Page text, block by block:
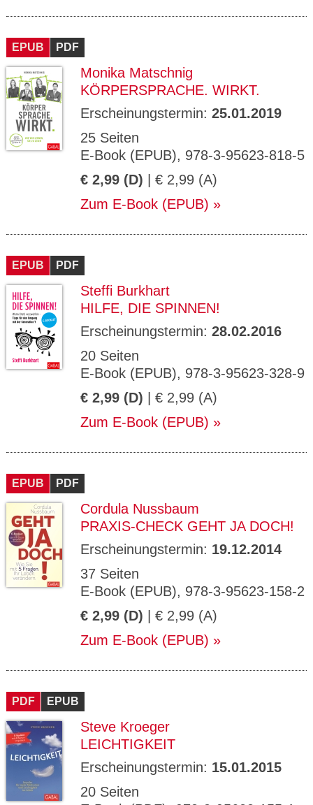
EPUB PDF
Monika Matschnig
KÖRPERSPRACHE. WIRKT.
Erscheinungstermin: 25.01.2019
25 Seiten
E-Book (EPUB), 978-3-95623-818-5
€ 2,99 (D) | € 2,99 (A)
Zum E-Book (EPUB)
EPUB PDF
Steffi Burkhart
HILFE, DIE SPINNEN!
Erscheinungstermin: 28.02.2016
20 Seiten
E-Book (EPUB), 978-3-95623-328-9
€ 2,99 (D) | € 2,99 (A)
Zum E-Book (EPUB)
EPUB PDF
Cordula Nussbaum
PRAXIS-CHECK GEHT JA DOCH!
Erscheinungstermin: 19.12.2014
37 Seiten
E-Book (EPUB), 978-3-95623-158-2
€ 2,99 (D) | € 2,99 (A)
Zum E-Book (EPUB)
PDF EPUB
Steve Kroeger
LEICHTIGKEIT
Erscheinungstermin: 15.01.2015
20 Seiten